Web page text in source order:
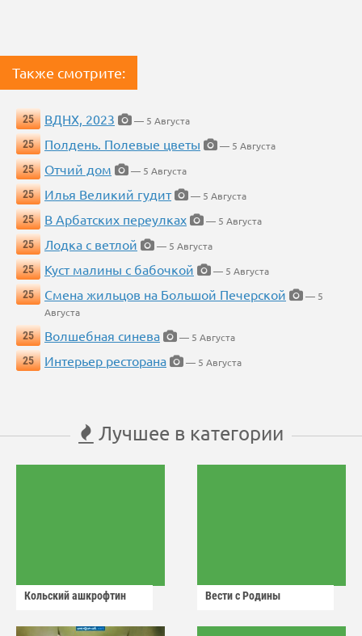
Также смотрите:
25 ВДНХ, 2023
— 5 Августа
25
Полдень. Полевые цветы
— 5 Августа
25
Отчий дом
— 5 Августа
25
Илья Великий гудит
— 5 Августа
25
В Арбатских переулках
— 5 Августа
25
Лодка с ветлой
— 5 Августа
25
Куст малины с бабочкой
— 5 Августа
25
Смена жильцов на Большой Печерской
— 5
Августа
25
Волшебная синева
— 5 Августа
25
Интерьер ресторана — 5 Августа
Лучшее в категории
Кольский ашкрофтин Вести с Родины